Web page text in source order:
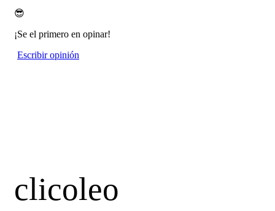
😎
¡Se el primero en opinar!
Escribir opinión
clicoleo